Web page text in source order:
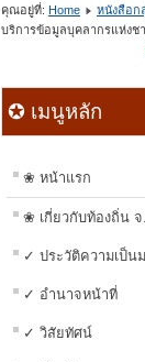
คุณอยู่ที่: Home หนังสือก
บริการข้อมูลบุคลากรแห่งช
▶ค
✪ เมนูหลัก
❀ หน้าแรก
❀ เกี่ยวกับท้องถิ่น
✓ ประวัติความเป็น
✓ อำนาจหน้าที่
✓ วิสัยทัศน์